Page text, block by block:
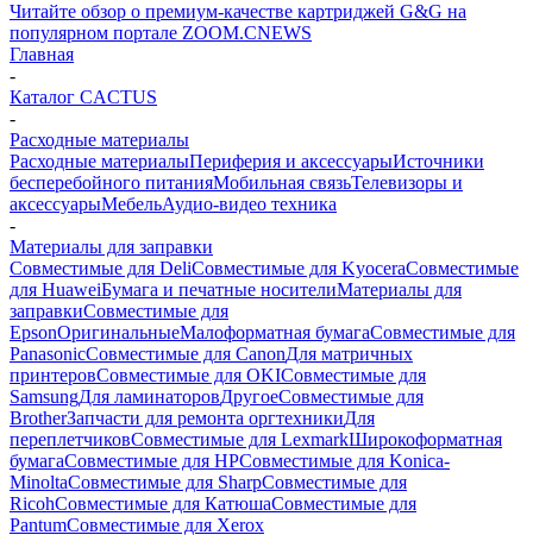
Читайте обзор о премиум-качестве картриджей G&G на
популярном портале ZOOM.CNEWS
Главная
-
Каталог CACTUS
-
Расходные материалы
Расходные материалыПериферия и аксессуарыИсточники
бесперебойного питанияМобильная связьТелевизоры и
аксессуарыМебельАудио-видео техника
-
Материалы для заправки
Совместимые для DeliСовместимые для KyoceraСовместимые
для HuaweiБумага и печатные носителиМатериалы для
заправкиСовместимые для
EpsonОригинальныеМалоформатная бумагаСовместимые для
PanasonicСовместимые для CanonДля матричных
принтеровСовместимые для OKIСовместимые для
SamsungДля ламинаторовДругоеСовместимые для
BrotherЗапчасти для ремонта оргтехникиДля
переплетчиковСовместимые для LexmarkШирокоформатная
бумагаСовместимые для HPСовместимые для Konica-
MinoltaСовместимые для SharpСовместимые для
RicohСовместимые для КатюшаСовместимые для
PantumСовместимые для Xerox